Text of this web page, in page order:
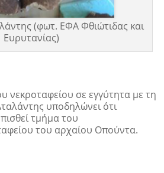
(φωτ. ΕΦΑ Φθιώτιδας και
Ευρυτανίας)
νεκροταφείου σε εγγύτητα με τη
υποδηλώνει ότι
τμήμα του
του αρχαίου Οπούντα.